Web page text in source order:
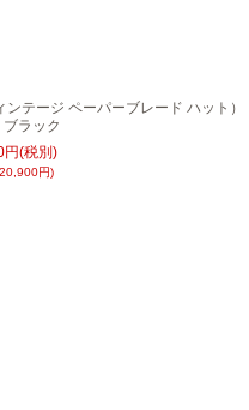
テージ ペーパーブレード ハット）
ラック
円(税別)
20,900円)